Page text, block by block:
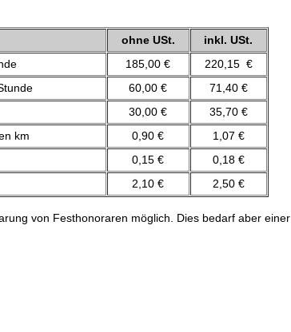
ohne USt.
inkl. USt.
185,00 €
220,15 €
60,00 €
71,40 €
30,00 €
35,70 €
km
0,90 €
1,07 €
0,15 €
0,18 €
2,10 € 2,50 €
von Festhonoraren möglich. Dies bedarf aber einer